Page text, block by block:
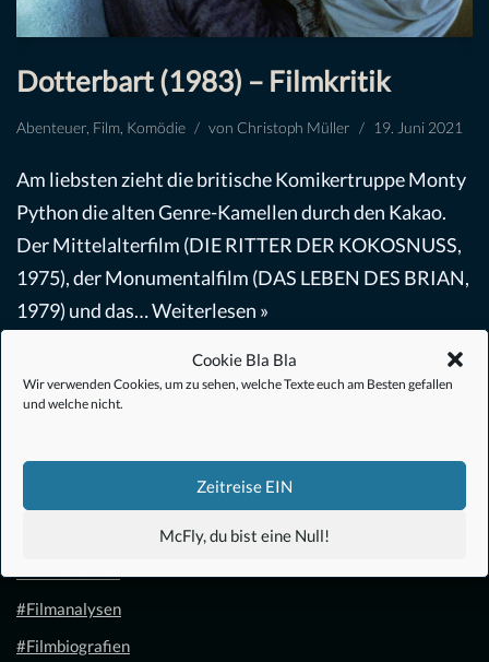
Cookie Bla Bla
Wir verwenden Cookies, um zu sehen, welche Texte euch am Besten gefallen
und welche nicht.
Zeitreise EIN
McFly, du bist eine Null!
Dotterbart (1983) – Filmkritik
Abenteuer Film Komödie von Christoph Müller 19. Juni 2021
Am liebsten zieht die britische Komikertruppe Monty
Python die alten Genre-Kamellen durch den Kakao.
Der Mittelalterfilm (DIE RITTER DER KOKOSNUSS,
1975), der Monumentalfilm (DAS LEBEN DES BRIAN,
1979) und das…Weiterlesen »
#Filmanalysen
#Filmbiografien